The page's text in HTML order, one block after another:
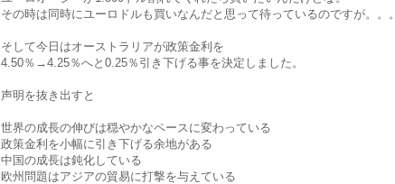
その時は同時にユーロドルも買いなんだと思って待っているのですが。。。
そして今日はオーストラリアが政策金利を
4.50％→4.25％へと0.25％引き下げる事を決定しました。
声明を抜き出すと
世界の成長の伸びは穏やかなペースに変わっている
政策金利を小幅に引き下げる余地がある
中国の成長は鈍化している
欧州問題はアジアの貿易に打撃を与えている